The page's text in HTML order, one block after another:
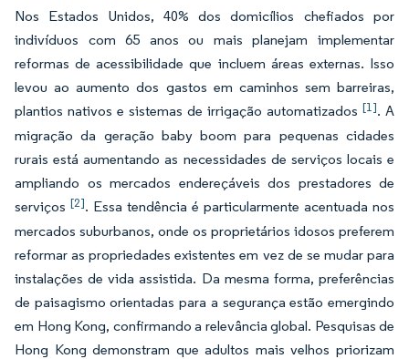
Nos Estados Unidos, 40% dos domicílios chefiados por
indivíduos com 65 anos ou mais planejam implementar
reformas de acessibilidade que incluem áreas externas. Isso
levou ao aumento dos gastos em caminhos sem barreiras,
plantios nativos e sistemas de irrigação automatizados [1]. A
migração da geração baby boom para pequenas cidades
rurais está aumentando as necessidades de serviços locais e
ampliando os mercados endereçáveis dos prestadores de
serviços [2]. Essa tendência é particularmente acentuada nos
mercados suburbanos, onde os proprietários idosos preferem
reformar as propriedades existentes em vez de se mudar para
instalações de vida assistida. Da mesma forma, preferências
de paisagismo orientadas para a segurança estão emergindo
em Hong Kong, confirmando a relevância global. Pesquisas de
Hong Kong demonstram que adultos mais velhos priorizam